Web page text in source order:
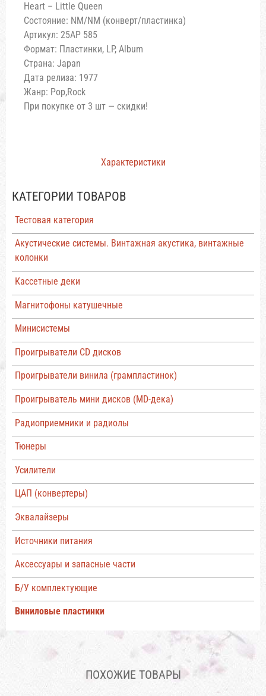
КАТЕГОРИИ ТОВАРОВ
Тестовая категория
Акустические системы. Винтажная акустика, винтажные
колонки
Кассетные деки
Магнитофоны катушечные
Минисистемы
Проигрыватели CD дисков
Проигрыватели винила (грампластинок)
Проигрыватель мини дисков (MD-дека)
Радиоприемники и радиолы
Тюнеры
Усилители
ЦАП (конвертеры)
Эквалайзеры
Источники питания
Аксессуары и запасные части
Б/У комплектующие
Виниловые пластинки
Характеристики
Heart – Little Queen
Состояние: NM/NM (конверт/пластинка)
Артикул: 25AP 585
Формат: Пластинки, LP, Album
Страна: Japan
Дата релиза: 1977
Жанр: Pop,Rock
При покупке от 3 шт — скидки!
ПОХОЖИЕ ТОВАРЫ